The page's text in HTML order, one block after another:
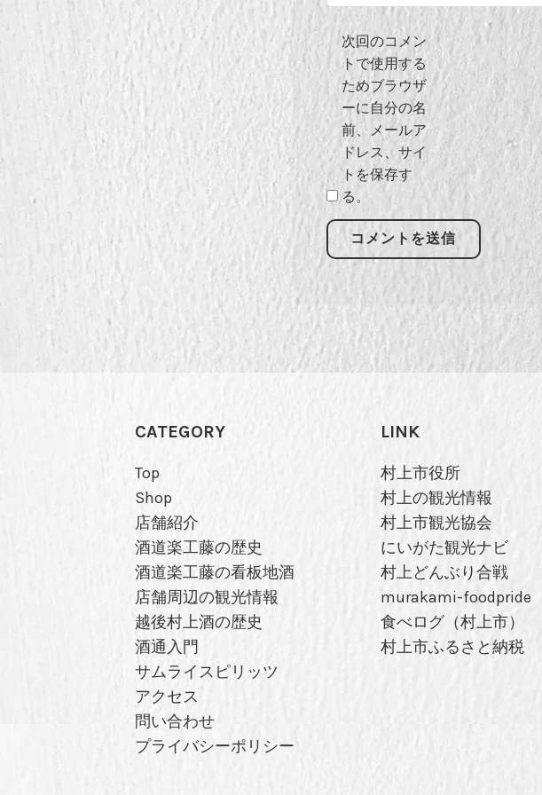
次回のコメン
トで使用する
ためブラウザ
ーに自分の名
前、メールア
ドレス、サイ
トを保存す
る。
CATEGORY
Top
Shop
店舗紹介
酒道楽工藤の歴史
酒道楽工藤の看板地酒
店舗周辺の観光情報
越後村上酒の歴史
酒通入門
サムライスピリッツ
アクセス
問い合わせ
プライバシーポリシー
LINK
村上市役所
村上の観光情報
村上市観光協会
にいがた観光ナビ
村上どんぶり合戦
murakami-foodpride
食べログ（村上市）
村上市ふるさと納税